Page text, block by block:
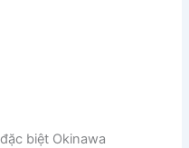
biệt Okinawa